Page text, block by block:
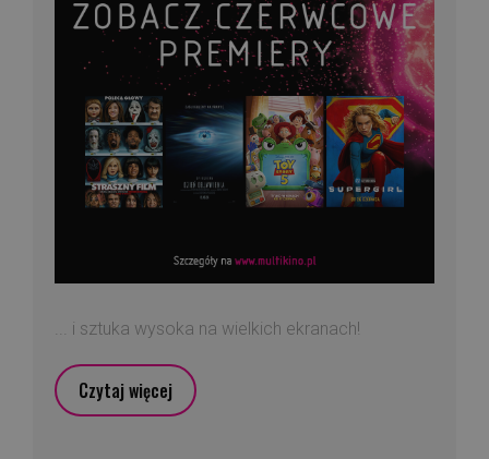
... i sztuka wysoka na wielkich ekranach!
Czytaj więcej